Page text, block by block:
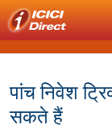
पांच निवेश
सकते हैं